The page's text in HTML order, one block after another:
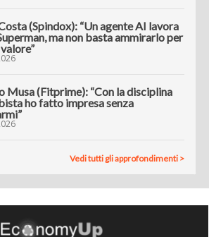
(Spindox): “Un agente AI lavora
ma non basta ammirarlo per
Musa (Fitprime): “Con la disciplina
ho fatto impresa senza
Vedi tutti gli approfondimenti >